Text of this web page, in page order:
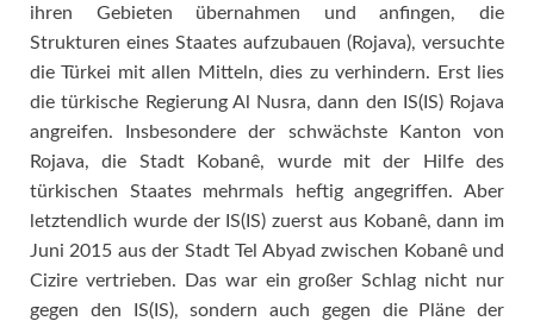
ihren Gebieten übernahmen und anfingen, die
Strukturen eines Staates aufzubauen (Rojava), versuchte
die Türkei mit allen Mitteln, dies zu verhindern. Erst lies
die türkische Regierung Al Nusra, dann den IS(IS) Rojava
angreifen. Insbesondere der schwächste Kanton von
Rojava, die Stadt Kobanê, wurde mit der Hilfe des
türkischen Staates mehrmals heftig angegriffen. Aber
letztendlich wurde der IS(IS) zuerst aus Kobanê, dann im
Juni 2015 aus der Stadt Tel Abyad zwischen Kobanê und
Cizire vertrieben. Das war ein großer Schlag nicht nur
gegen den IS(IS), sondern auch gegen die Pläne der